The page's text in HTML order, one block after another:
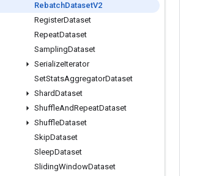
RebatchDatasetV2
RegisterDataset
RepeatDataset
SamplingDataset
SerializeIterator
SetStatsAggregatorDataset
ShardDataset
ShuffleAndRepeatDataset
ShuffleDataset
SkipDataset
SleepDataset
SlidingWindowDataset